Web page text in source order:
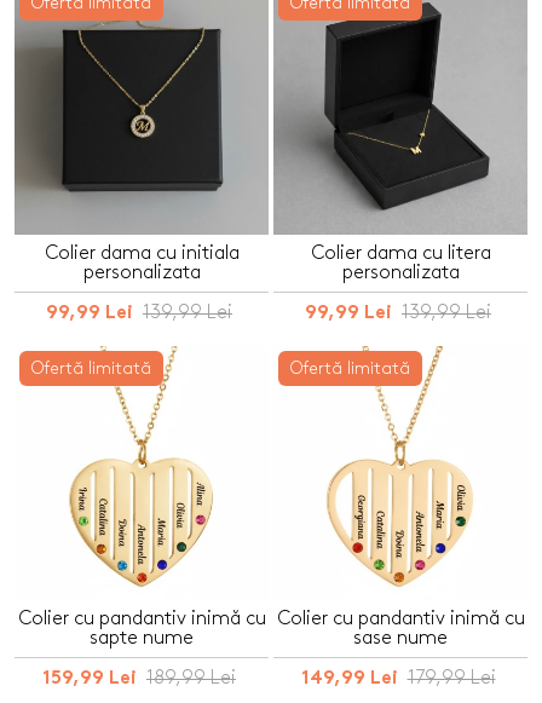
Ofertă limitată
Colier dama cu initiala
personalizata
99,99 Lei 139,99 Lei
Ofertă limitată
Colier dama cu litera
personalizata
99,99 Lei 139,99 Lei
Ofertă limitată
Colier cu pandantiv inimă cu
sapte nume
159,99 Lei 189,99 Lei
Ofertă limitată
Colier cu pandantiv inimă cu
sase nume
149,99 Lei 179,99 Lei